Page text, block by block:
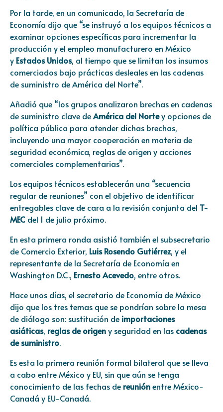
Por la tarde, en un comunicado, la Secretaría de
Economía dijo que “se instruyó a los equipos técnicos a
examinar opciones específicas para incrementar la
producción y el empleo manufacturero en México
y Estados Unidos, al tiempo que se limitan los insumos
comerciados bajo prácticas desleales en las cadenas
de suministro de América del Norte”.
Añadió que “los grupos analizaron brechas en cadenas
de suministro clave deAmérica del Nortey opciones de
política pública para atender dichas brechas,
incluyendo una mayor cooperación en materia de
seguridad económica, reglas de origen y acciones
comerciales complementarias”.
Los equipos técnicos establecerán una “secuencia
regular de reuniones” con el objetivo de identificar
entregables clave de cara a la revisión conjunta del T-
MEC del 1 de julio próximo.
En esta primera ronda asistió también el subsecretario
de Comercio Exterior, Luis Rosendo Gutiérrez, y el
representante de la Secretaría de Economía en
Washington D.C., Ernesto Acevedo, entre otros.
Hace unos días, el secretario de Economía de México
dijo que los tres temas que se pondrían sobre la mesa
de diálogo son: sustitución de importaciones
asiáticas, reglas de origeny seguridad en las cadenas
de suministro.
Es esta la primera reunión formal bilateral que se lleva
a cabo entre México y EU, sin que aún se tenga
conocimiento de las fechas de reuniónentre México-
Canadá y EU-Canadá.